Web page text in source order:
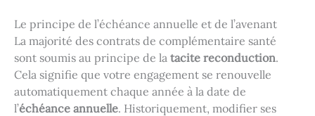
Le principe de l’échéance annuelle et de l’avenant
La majorité des contrats de complémentaire santé
sont soumis au principe de la tacite reconduction.
Cela signifie que votre engagement se renouvelle
automatiquement chaque année à la date de
l’échéance annuelle. Historiquement, modifier ses